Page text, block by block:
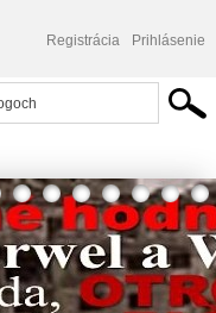
Registrácia Prihlásenie